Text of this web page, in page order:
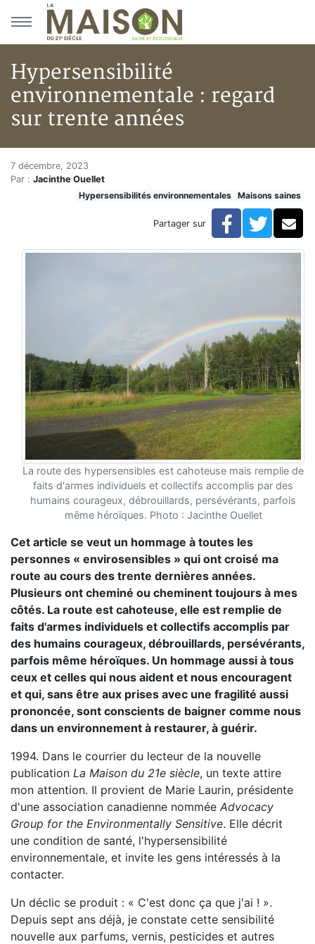
Aller au menu principal
Aller au contenu principal
Hypersensibilité
environnementale : regard
sur trente années
Accueil
Articles
Maisons saines
Hypersensibilités environnementales
Hypersensibilité environnementale : regard sur trente
Hypersensibilité
7 décembre, 2023
Par : Jacinthe Ouellet
Hypersensibilités environnementales
Maisons saines
Partager sur Facebook
La route des hypersensibles est cahoteuse mais remplie de
faits d'armes individuels et collectifs accomplis par des
humains courageux, débrouillards, persévérants, parfois
même héroïques. Photo : Jacinthe Ouellet
Cet article se veut un hommage à toutes les
personnes « envirosensibles » qui ont croisé ma
route au cours des trente dernières années.
Plusieurs ont cheminé ou cheminent toujours à mes
côtés. La route est cahoteuse, elle est remplie de
faits d'armes individuels et collectifs accomplis par
des humains courageux, débrouillards, persévérants,
parfois même héroïques. Un hommage aussi à tous
ceux et celles qui nous aident et nous encouragent
et qui, sans être aux prises avec une fragilité aussi
prononcée, sont conscients de baigner comme nous
dans un environnement à restaurer, à guérir.
1994. Dans le courrier du lecteur de la nouvelle
publication La Maison du 21e siècle, un texte attire
mon attention. Il provient de Marie Laurin, présidente
d'une association canadienne nommée Advocacy
Group for the Environmentally Sensitive. Elle décrit
une condition de santé, l'hypersensibilité
environnementale, et invite les gens intéressés à la
contacter.
Un déclic se produit : « C'est donc ça que j'ai ! ».
Depuis sept ans déjà, je constate cette sensibilité
nouvelle aux parfums, vernis, pesticides et autres